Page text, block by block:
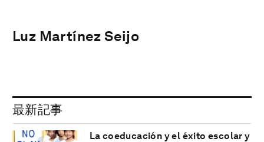
Luz Martínez Seijo
最新記事
La coeducación y el éxito escolar y